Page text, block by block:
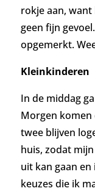
rokje aan,
geen fijn
opgemerkt.
Kleinkinderen
In de middag
Morgen
twee blijven
huis, zodat
uit kan gaan
keuzes die ik